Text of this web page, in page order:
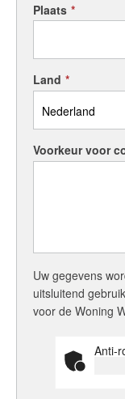
Plaats *
Land *
Voorkeur voor
Uw gegevens
uitsluitend
voor de Woning
Anti-